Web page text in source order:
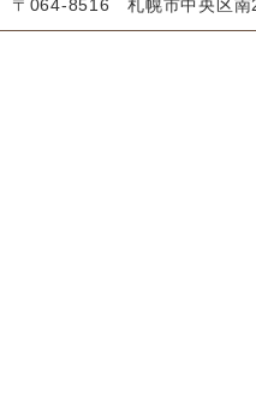
〒064-8516 札幌市中央区